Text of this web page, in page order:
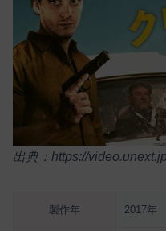
出典：https://
製作年 2017年